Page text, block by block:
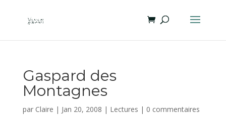
Gaspard des
Montagnes
par Claire | Jan 20, 2008 | Lectures | 0 commentaires